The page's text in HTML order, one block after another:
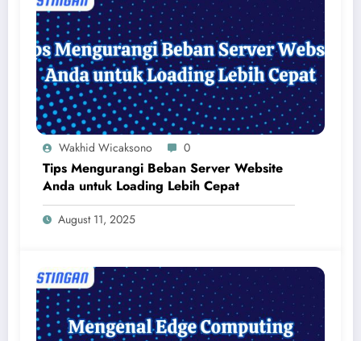
Wakhid Wicaksono 0
Tips Mengurangi Beban Server Website
Anda untuk Loading Lebih Cepat
August 11, 2025